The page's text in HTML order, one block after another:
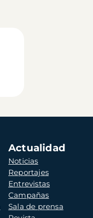
Actualidad
Noticias
Reportajes
Entrevistas
Campañas
Sala de prensa